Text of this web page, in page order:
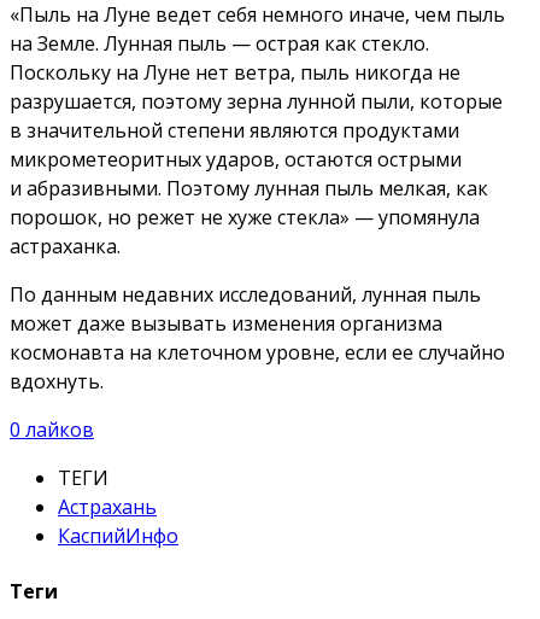
«Пыль на Луне ведет себя немного иначе, чем пыль
на Земле. Лунная пыль — острая как стекло.
Поскольку на Луне нет ветра, пыль никогда не
разрушается, поэтому зерна лунной пыли, которые
в значительной степени являются продуктами
микрометеоритных ударов, остаются острыми
и абразивными. Поэтому лунная пыль мелкая, как
порошок, но режет не хуже стекла» — упомянула
астраханка.
По данным недавних исследований, лунная пыль
может даже вызывать изменения организма
космонавта на клеточном уровне, если ее случайно
вдохнуть.
0 лайков
ТЕГИ
Астрахань
КаспийИнфо
Теги